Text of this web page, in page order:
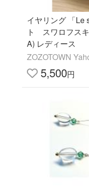
イヤリング 「Le
ト スワロフス
A) レディース
ZOZOTOWN
5,500円